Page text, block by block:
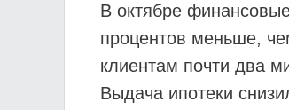
В октябре
процентов меньше,
клиентам почти два
Выдача ипотеки